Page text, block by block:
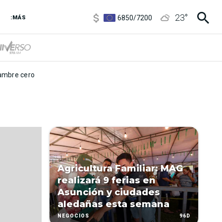
:MÁS
6850/7200
23°
cero
Agricultura Familiar: MAG
realizará 9 ferias en
Asunción y ciudades
aledañas esta semana
NEGOCIOS 96D